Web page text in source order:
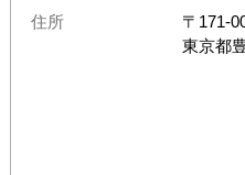
住所 〒 171-
東京都